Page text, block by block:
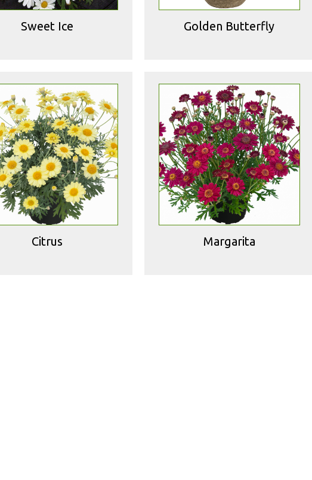
Sweet Ice Golden Butterfly
Citrus Margarita